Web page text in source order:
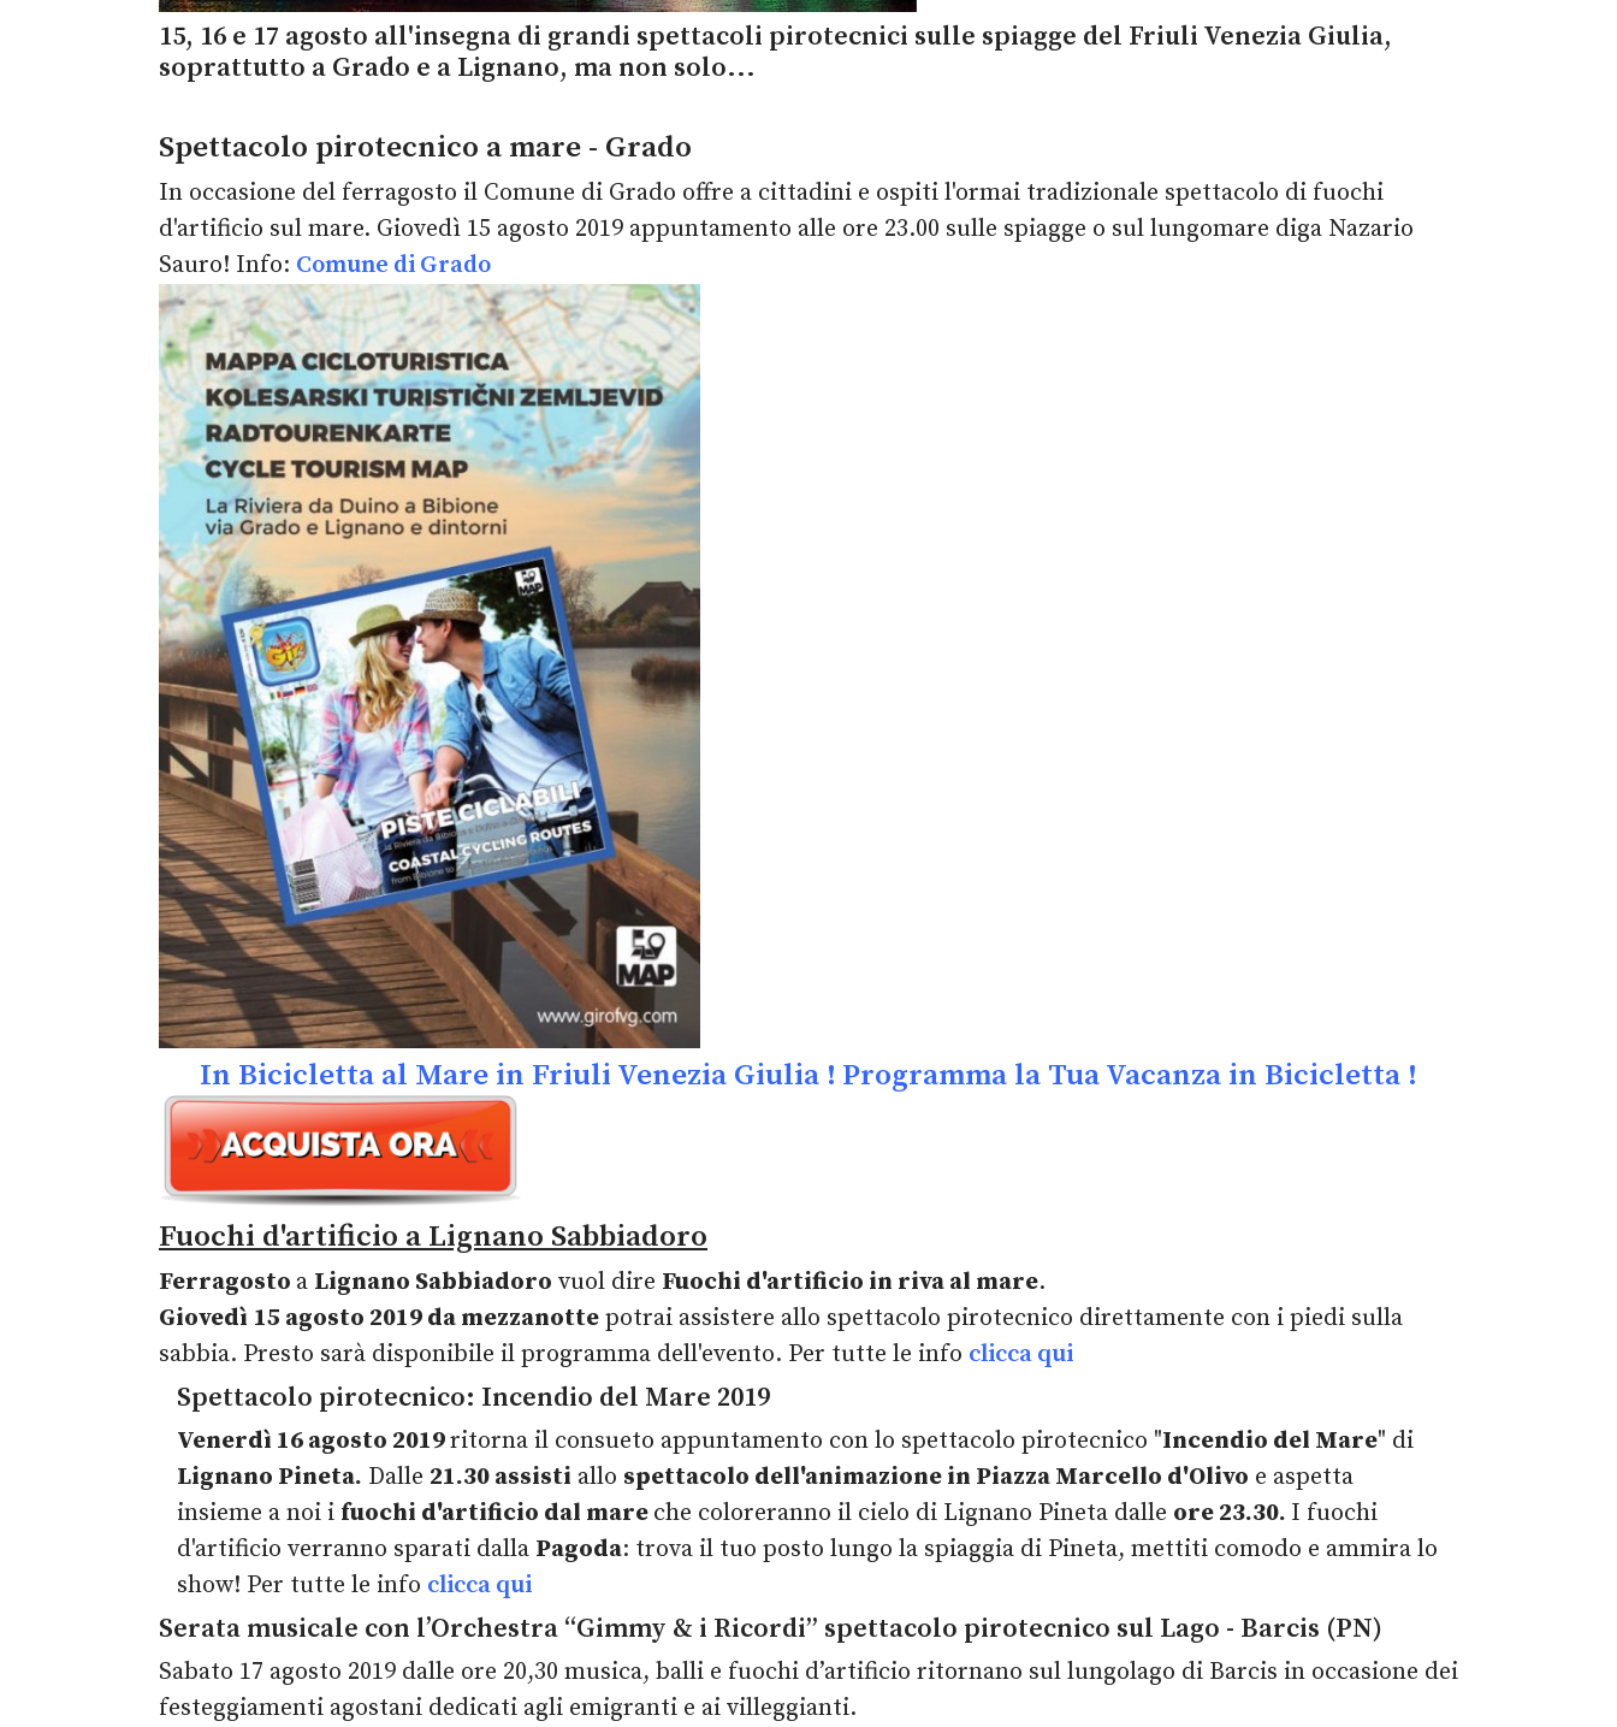
15, 16 e 17 agosto all'insegna di grandi spettacoli pirotecnici sulle spiagge del Friuli Venezia Giulia,
soprattutto a Grado e a Lignano, ma non solo...
Spettacolo pirotecnico a mare - Grado
In occasione del ferragosto il Comune di Grado offre a cittadini e ospiti l'ormai tradizionale spettacolo di fuochi
d'artificio sul mare. Giovedì 15 agosto 2019 appuntamento alle ore 23.00 sulle spiagge o sul lungomare diga Nazario
Sauro! Info: Comune di Grado
In Bicicletta al Mare in Friuli Venezia Giulia ! Programma la Tua Vacanza in Bicicletta !
Fuochi d'artificio a Lignano Sabbiadoro
Ferragosto a Lignano Sabbiadoro vuol dire Fuochi d'artificio in riva al mare.
Giovedì 15 agosto 2019 da mezzanotte potrai assistere allo spettacolo pirotecnico direttamente con i piedi sulla
sabbia. Presto sarà disponibile il programma dell'evento. Per tutte le info clicca qui
Spettacolo pirotecnico: Incendio del Mare 2019
Venerdì 16 agosto 2019ritorna il consueto appuntamento con lo spettacolo pirotecnico "Incendio del Mare" di
Lignano Pineta. Dalle 21.30 assisti allo spettacolo dell'animazione in Piazza Marcello d'Olivo e aspetta
insieme a noi i fuochi d'artificio dal mare che coloreranno il cielo di Lignano Pineta dalle ore 23.30. I fuochi
d'artificio verranno sparati dalla Pagoda: trova il tuo posto lungo la spiaggia di Pineta, mettiti comodo e ammira lo
show! Per tutte le info clicca qui
Serata musicale con l’Orchestra “Gimmy & i Ricordi” spettacolo pirotecnico sul Lago - Barcis (PN)
Sabato 17 agosto 2019 dalle ore 20,30 musica, balli e fuochi d’artificio ritornano sul lungolago di Barcis in occasione dei
festeggiamenti agostani dedicati agli emigranti e ai villeggianti.